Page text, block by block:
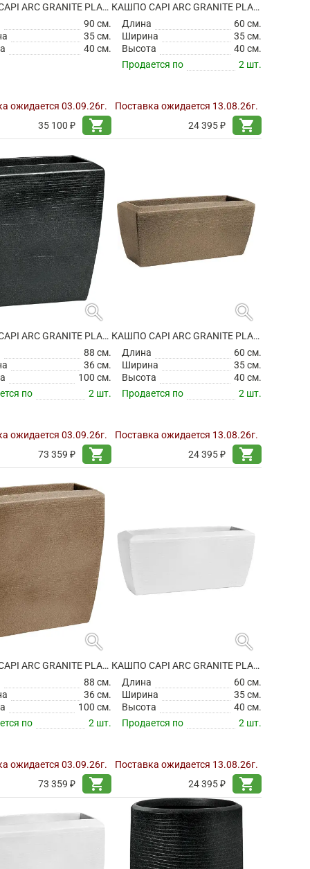
КАШПО CAPI ARC GRANITE PLANTER RECTANGLE ANTHRACITE
90 см.
35 см.
40 см.
ожидается 03.09.26г.
35 100 ₽
shopping_cart
КАШПО CAPI ARC GRANITE PLANTER RECTANGLE BLACK
Длина
60 см.
Ширина
35 см.
Высота
40 см.
Продается по
2 шт.
Поставка ожидается 13.08.26г.
24 395 ₽
shopping_cart
search
КАШПО CAPI ARC GRANITE PLANTER RECTANGLE BLACK
88 см.
36 см.
100 см.
по
2 шт.
ожидается 03.09.26г.
73 359 ₽
shopping_cart
search
КАШПО CAPI ARC GRANITE PLANTER RECTANGLE WARM TAUPE
Длина
60 см.
Ширина
35 см.
Высота
40 см.
Продается по
2 шт.
Поставка ожидается 13.08.26г.
24 395 ₽
shopping_cart
search
КАШПО CAPI ARC GRANITE PLANTER RECTANGLE WARM TAUPE
88 см.
36 см.
100 см.
по
2 шт.
ожидается 03.09.26г.
73 359 ₽
shopping_cart
search
КАШПО CAPI ARC GRANITE PLANTER RECTANGLE WHITE
Длина
60 см.
Ширина
35 см.
Высота
40 см.
Продается по
2 шт.
Поставка ожидается 13.08.26г.
24 395 ₽
shopping_cart